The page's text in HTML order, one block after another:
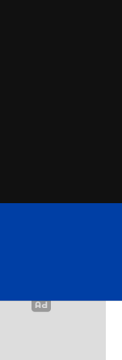
Gerindra